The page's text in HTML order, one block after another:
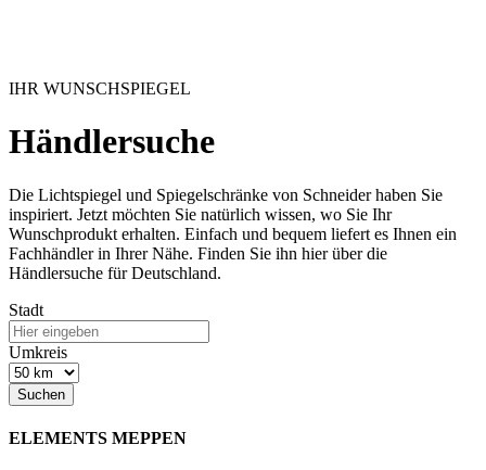
IHR WUNSCHSPIEGEL
Händlersuche
Die Lichtspiegel und Spiegelschränke von Schneider haben Sie
inspiriert. Jetzt möchten Sie natürlich wissen, wo Sie Ihr
Wunschprodukt erhalten. Einfach und bequem liefert es Ihnen ein
Fachhändler in Ihrer Nähe. Finden Sie ihn hier über die
Händlersuche für Deutschland.
Stadt
Umkreis
Suchen
ELEMENTS MEPPEN